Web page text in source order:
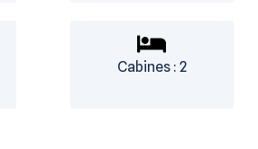
Cabines : 2